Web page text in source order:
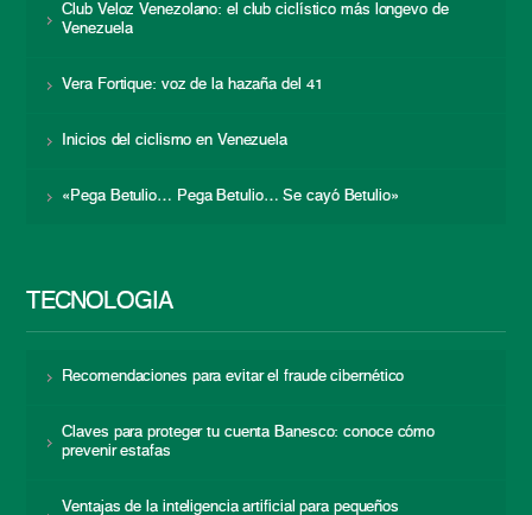
Club Veloz Venezolano: el club ciclístico más longevo de
Venezuela
Vera Fortique: voz de la hazaña del 41
Inicios del ciclismo en Venezuela
«Pega Betulio… Pega Betulio… Se cayó Betulio»
TECNOLOGÍA
Recomendaciones para evitar el fraude cibernético
Claves para proteger tu cuenta Banesco: conoce cómo
prevenir estafas
Ventajas de la inteligencia artificial para pequeños